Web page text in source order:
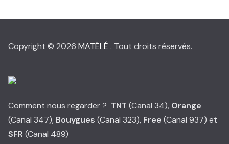
publications
Copyright © 2026 MATÉLÉ . Tout droits réservés.
Comment nous regarder ? TNT (Canal 34), Orange
(Canal 347), Bouygues (Canal 323), Free (Canal 937) et
SFR (Canal 489)